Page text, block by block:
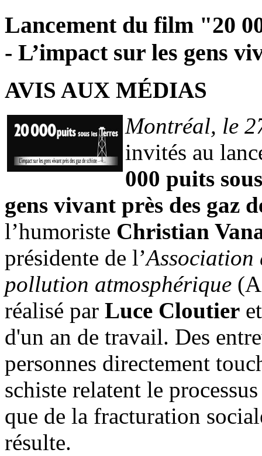
Lancement du film "20
- L’impact sur les gens
AVIS AUX MÉDIAS
Montréal, le
invités au
000 puits
gens vivant près des gaz
l’humoriste Christian
présidente de l’Association
pollution atmosphérique
réalisé par Luce Cloutier
d'un an de travail. Des
personnes directement
schiste relatent le
que de la fracturation
résulte.